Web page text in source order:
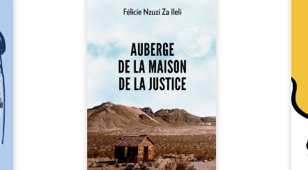
qui
à
se
...
Auberge de la maison de la
parcours exemplaire de Mbala
Zi Nkuaku Lema Félix.
Magistrat intègre, fervent
défenseur des droits humains
et de l’indépendance
judiciaire, il voit sa carrière de
trente-quatre ans brutalement
brisée par une révocation
arbitraire en 2009, plongeant
sa vie dans un chaos matériel
et moral. À ...
le